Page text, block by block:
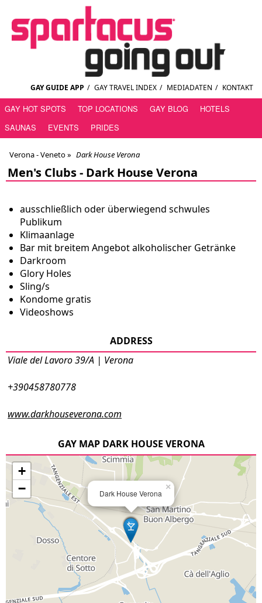
GAY GUIDE APP / GAY TRAVEL INDEX / MEDIADATEN / KONTAKT
GAY HOT SPOTS TOP LOCATIONS GAY BLOG
HOTELS
SAUNAS
EVENTS PRIDES
Verona - Veneto» Dark House Verona
Men's Clubs - Dark House Verona
ausschließlich oder überwiegend schwules
Publikum
Klimaanlage
Bar mit breitem Angebot alkoholischer Getränke
Darkroom
Glory Holes
Sling/s
Kondome gratis
Videoshows
ADDRESS
Viale del Lavoro 39/A | Verona
+390458780778
www.darkhouseverona.com
GAY MAP DARK HOUSE VERONA
Dark House Verona
×
+
−